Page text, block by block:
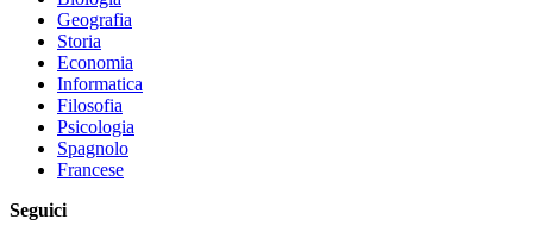
Geografia
Storia
Economia
Informatica
Filosofia
Psicologia
Spagnolo
Francese
Seguici